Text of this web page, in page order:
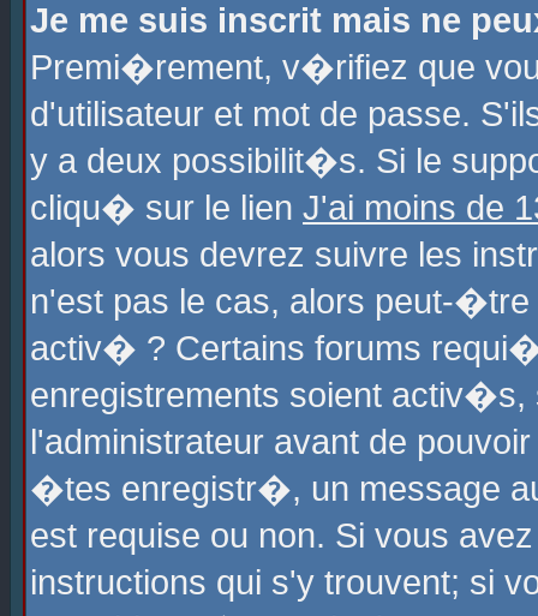
Je me suis inscrit mais ne
Premi�rement, v�rifiez que
d'utilisateur et mot de passe.
y a deux possibilit�s. Si le
cliqu� sur le lien J'ai moins de
alors vous devrez suivre les
n'est pas le cas, alors peut-
activ� ? Certains forums
enregistrements soient
l'administrateur avant de
�tes enregistr�, un message
est requise ou non. Si vous
instructions qui s'y trouvent; si